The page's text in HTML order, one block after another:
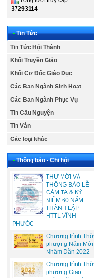
37293114
• Tin Tức
Tin Tức Hội Thánh
Khối Truyền Giáo
Khối Cơ Đốc Giáo Dục
Các Ban Ngành Sinh Hoạt
Các Ban Ngành Phục Vụ
Tin Cầu Nguyện
Tin Vắn
Các loại khác
• Thông báo - Chi hội
THƯ MỜI VÀ
THÔNG BÁO LỄ
CẢM TẠ & KỶ
NIỆM 60 NĂM
THÀNH LẬP
HTTL VĨNH
PHƯÓC
Chương trình Thờ
phượng Năm Mới
Nhâm Dần 2022
Chương trình Thờ
phượng Giao